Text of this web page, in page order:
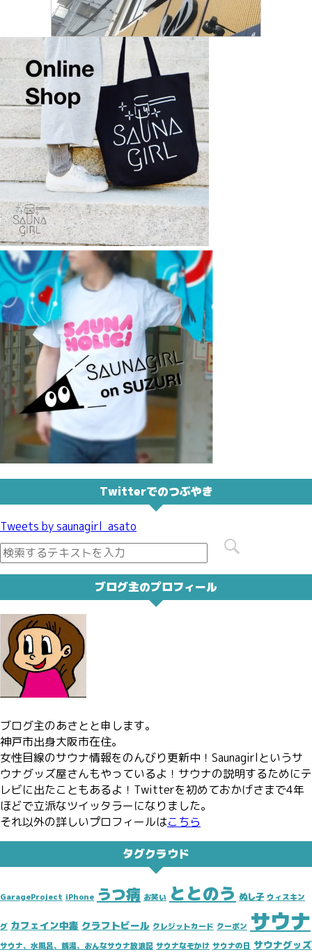
Twitterでのつぶやき
Tweets by saunagirl_asato
ブログ主のプロフィール
ブログ主のあさとと申します。
神戸市出身大阪市在住。
女性目線のサウナ情報をのんびり更新中！Saunagirlというサ
ウナグッズ屋さんもやっているよ！サウナの説明するためにテ
レビに出たこともあるよ！Twitterを初めておかげさまで4年
ほどで立派なツイッタラーになりました。
それ以外の詳しいプロフィールはこちら
タグクラウド
GarageProject iPhone うつ病 お笑い ととのう ぬし子 ウィスキン
グ カフェイン中毒 クラフトビール クレジットカード クーポン サウナ
サウナ、水風呂、銭湯、おんなサウナ放浪記 サウナなぞかけ サウナの日 サウナグッズ